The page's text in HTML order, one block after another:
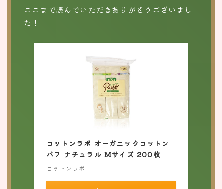
ここまで読んでいただきありがとうございまし
た！
コットンラボ オーガニックコットン
パフ ナチュラル Mサイズ 200枚
コットンラボ